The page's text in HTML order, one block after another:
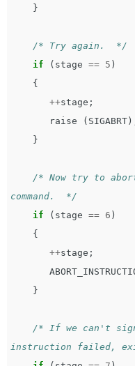
}
/* Try again.  */
if
( stage == 5 )
{
++stage ;
raise
( SIGABRT
}
/* Now try to
command.  */
if
( stage == 6 )
{
++stage ;
}
/* If we can't
instruction failed,